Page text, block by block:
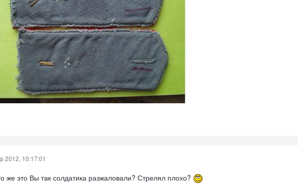
2012, 10:17:01
же это Вы так солдатика разжаловали? Стрелял плохо?